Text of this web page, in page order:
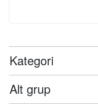
Kategori
Alt grup